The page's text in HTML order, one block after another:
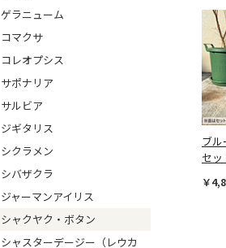
ゲラニューム
コマクサ
コレオプシス
サポナリア
サルビア
ジギタリス
シクラメン
シバザクラ
ジャーマンアイリス
シャクヤク・ボタン
シャスターデージー（レウカ
ブ
セッ
￥